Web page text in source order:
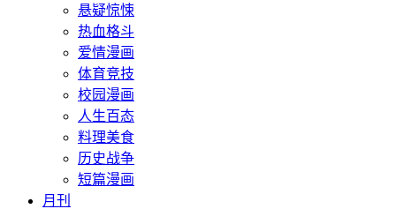
悬疑惊悚
热血格斗
爱情漫画
体育竞技
校园漫画
人生百态
料理美食
历史战争
短篇漫画
月刊